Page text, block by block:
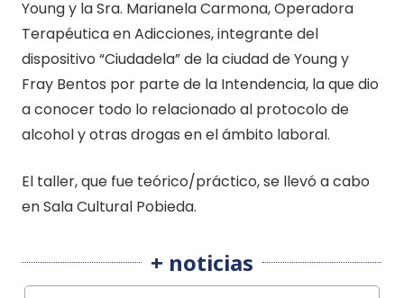
Young y la Sra. Marianela Carmona, Operadora
Terapéutica en Adicciones, integrante del
dispositivo “Ciudadela” de la ciudad de Young y
Fray Bentos por parte de la Intendencia, la que dio
a conocer todo lo relacionado al protocolo de
alcohol y otras drogas en el ámbito laboral.
El taller, que fue teórico/práctico, se llevó a cabo
en Sala Cultural Pobieda.
+ noticias